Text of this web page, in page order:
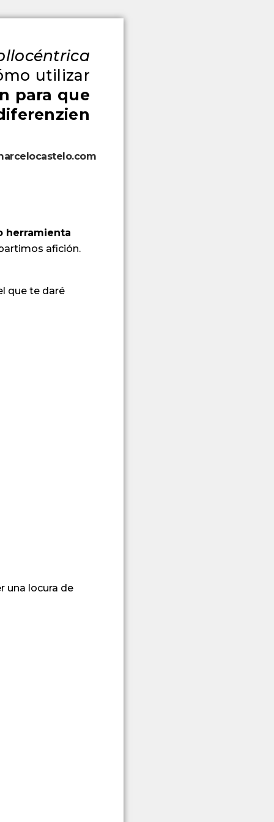
utilizar
para que
herramienta
afición.
que te daré
una locura de